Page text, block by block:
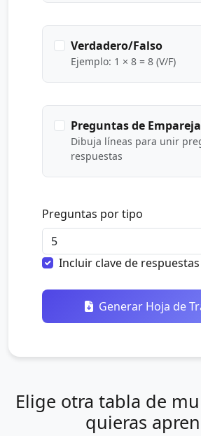
Verdadero/Falso
Ejemplo: 1 × 8 = 8 (V/F)
Preguntas de
Dibuja líneas para unir
respuestas
Preguntas por tipo
Incluir clave de respuestas
Generar Hoja de
Elige otra tabla de
quieras